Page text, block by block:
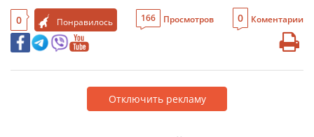
0 Понравилось 166 Просмотров 0 Коментарии
Отключить рекламу